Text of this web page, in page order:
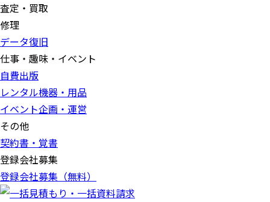
査定・買取
修理
データ復旧
仕事・趣味・イベント
自費出版
レンタル機器・用品
イベント企画・運営
その他
契約書・覚書
登録会社募集
登録会社募集（無料）